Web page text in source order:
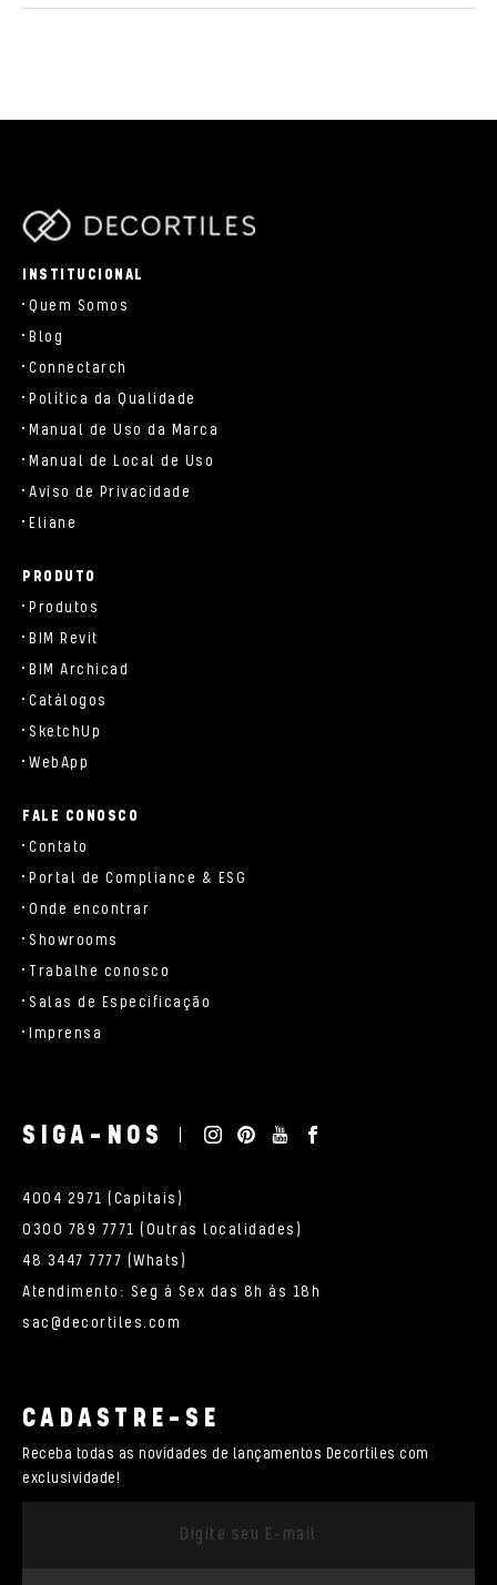
INSTITUCIONAL
Quem Somos
Blog
Connectarch
Política da Qualidade
Manual de Uso da Marca
Manual de Local de Uso
Aviso de Privacidade
Eliane
PRODUTO
Produtos
BIM Revit
BIM Archicad
Catálogos
SketchUp
WebApp
FALE CONOSCO
Contato
Portal de Compliance & ESG
Onde encontrar
Showrooms
Trabalhe conosco
Salas de Especificação
Imprensa
SIGA-NOS
4004 2971 (Capitais)
0300 789 7771 (Outras localidades)
48 3447 7777 (Whats)
Atendimento: Seg à Sex das 8h às 18h
sac@decortiles.com
CADASTRE-SE
Receba todas as novidades de lançamentos Decortiles com
exclusividade!